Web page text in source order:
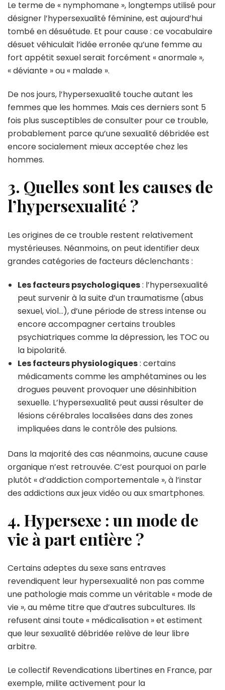
Le terme de « nymphomane », longtemps utilisé pour
désigner l’hypersexualité féminine, est aujourd’hui
tombé en désuétude. Et pour cause : ce vocabulaire
désuet véhiculait l’idée erronée qu’une femme au
fort appétit sexuel serait forcément « anormale »,
« déviante » ou « malade ».
De nos jours, l’hypersexualité touche autant les
femmes que les hommes. Mais ces derniers sont 5
fois plus susceptibles de consulter pour ce trouble,
probablement parce qu’une sexualité débridée est
encore socialement mieux acceptée chez les
hommes.
3. Quelles sont les causes de
l’hypersexualité ?
Les origines de ce trouble restent relativement
mystérieuses. Néanmoins, on peut identifier deux
grandes catégories de facteurs déclenchants :
Les facteurs psychologiques: l’hypersexualité
peut survenir à la suite d’un traumatisme (abus
sexuel, viol…), d’une période de stress intense ou
encore accompagner certains troubles
psychiatriques comme la dépression, les TOC ou
la bipolarité.
Les facteurs physiologiques: certains
médicaments comme les amphétamines ou les
drogues peuvent provoquer une désinhibition
sexuelle. L’hypersexualité peut aussi résulter de
lésions cérébrales localisées dans des zones
impliquées dans le contrôle des pulsions.
Dans la majorité des cas néanmoins, aucune cause
organique n’est retrouvée. C’est pourquoi on parle
plutôt « d’addiction comportementale », à l’instar
des addictions aux jeux vidéo ou aux smartphones.
4. Hypersexe : un mode de
vie à part entière ?
Certains adeptes du sexe sans entraves
revendiquent leur hypersexualité non pas comme
une pathologie mais comme un véritable « mode de
vie », au même titre que d’autres subcultures. Ils
refusent ainsi toute « médicalisation » et estiment
que leur sexualité débridée relève de leur libre
arbitre.
Le collectif Revendications Libertines en France, par
exemple, milite activement pour la